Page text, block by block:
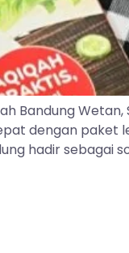
Bandung Wetan,
dengan paket
hadir sebagai